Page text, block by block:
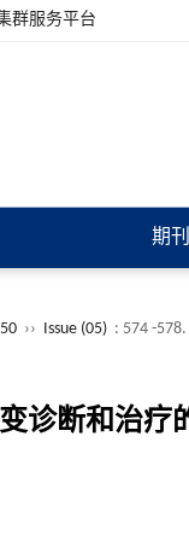
群服务平台
期
›› Issue (05) : 574 -578.
诊断和治疗